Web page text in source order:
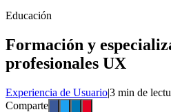
Educación
Formación y
profesionales UX
Experiencia de Usuario|3 min de
Comparte